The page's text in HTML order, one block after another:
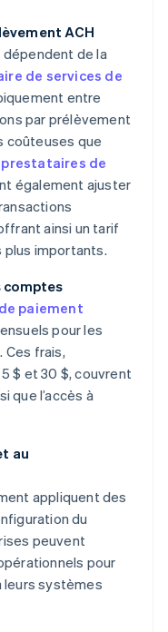
ACH
de la
de services de
entre
par prélèvement
coûteuses que
prestataires de
également ajuster
ainsi un tarif
plus importants.
comptes
paiement
pour les
Ces frais,
$ et 30 $, couvrent
que l’accès à
au
appliquent des
du
peuvent
pour
leurs systèmes